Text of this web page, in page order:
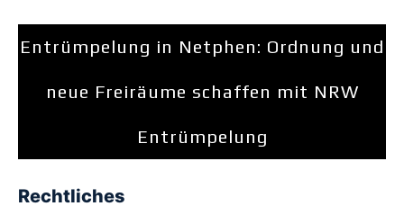
Entrümpelung in Netphen: Ordnung und
neue Freiräume schaffen mit NRW
Entrümpelung
Rechtliches